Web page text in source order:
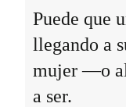
Puede que
llegando a
mujer —o
a ser.